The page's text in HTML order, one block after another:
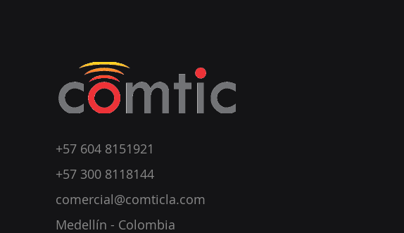
+57 604 8151921
+57 300 8118144
comercial@comticla.com
Medellín - Colombia